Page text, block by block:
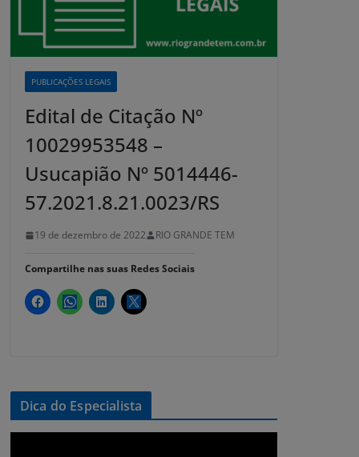
PUBLICAÇÕES LEGAIS
Edital de Citação Nº
10029953548 –
Usucapião Nº 5014446-
57.2021.8.21.0023/RS
19 de dezembro de 2022 RIO GRANDE TEM
Compartilhe nas suas Redes Sociais
Dica do Especialista